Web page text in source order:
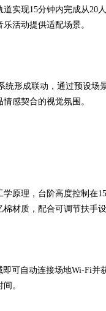
实现15分钟内完成从20
活动提供适配场景。
统形成联动，通过预设
感契合的视觉氛围。
原理，台阶高度控制在
材质，配合可调节扶手
可自动连接场地Wi-Fi
。